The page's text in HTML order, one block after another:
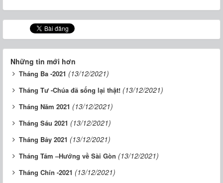
Những tin mới hơn
Tháng Ba -2021 (13/12/2021)
Tháng Tư -Chúa đã sống lại thật! (13/12/2021)
Tháng Năm 2021 (13/12/2021)
Tháng Sáu 2021 (13/12/2021)
Tháng Bảy 2021 (13/12/2021)
Tháng Tám –Hướng về Sài Gòn (13/12/2021)
Tháng Chín -2021 (13/12/2021)